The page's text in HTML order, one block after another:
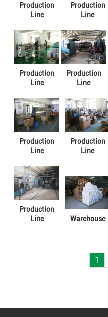
Production
Line
Production
Line
Production
Line
Production
Line
Production
Line
Production
Line
Production
Line
Warehouse
1